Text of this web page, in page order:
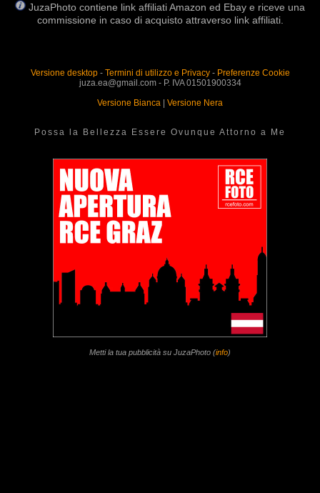
JuzaPhoto contiene link affiliati Amazon ed Ebay e riceve una
commissione in caso di acquisto attraverso link affiliati.
Versione desktop- Termini di utilizzo e Privacy- Preferenze Cookie
juza.ea@gmail.com - P. IVA 01501900334
Versione Bianca | Versione Nera
Possa la Bellezza Essere Ovunque Attorno a Me
Metti la tua pubblicità su JuzaPhoto (info)